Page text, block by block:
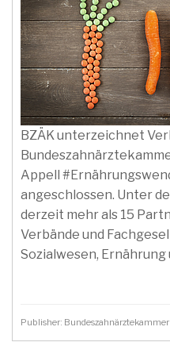
BZÄK unterzeichnet
Appell
angeschlossen. Unter
derzeit mehr als 15
Verbände und
Sozialwesen, Ernährung
Publisher: Bundeszahnärztekammer